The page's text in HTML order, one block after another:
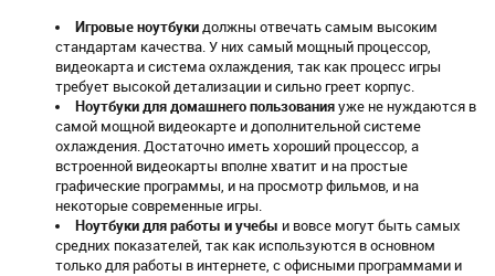
Игровые ноутбуки должны отвечать самым высоким
стандартам качества. У них самый мощный процессор,
видеокарта и система охлаждения, так как процесс игры
требует высокой детализации и сильно греет корпус.
Ноутбуки для домашнего пользования уже не нуждаются в
самой мощной видеокарте и дополнительной системе
охлаждения. Достаточно иметь хороший процессор, а
встроенной видеокарты вполне хватит и на простые
графические программы, и на просмотр фильмов, и на
некоторые современные игры.
Ноутбуки для работы и учебы и вовсе могут быть самых
средних показателей, так как используются в основном
только для работы в интернете, с офисными программами и